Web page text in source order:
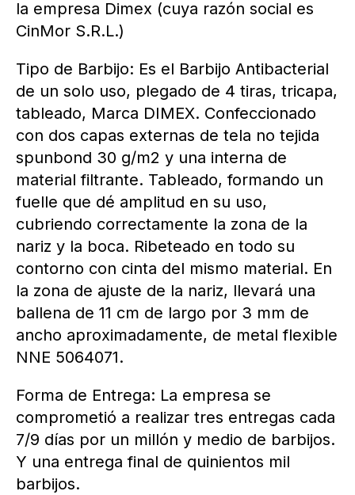
la empresa Dimex (cuya razón social es
CinMor S.R.L.)
Tipo de Barbijo: Es el Barbijo Antibacterial
de un solo uso, plegado de 4 tiras, tricapa,
tableado, Marca DIMEX. Confeccionado
con dos capas externas de tela no tejida
spunbond 30 g/m2 y una interna de
material filtrante. Tableado, formando un
fuelle que dé amplitud en su uso,
cubriendo correctamente la zona de la
nariz y la boca. Ribeteado en todo su
contorno con cinta del mismo material. En
la zona de ajuste de la nariz, llevará una
ballena de 11 cm de largo por 3 mm de
ancho aproximadamente, de metal flexible
NNE 5064071.
Forma de Entrega: La empresa se
comprometió a realizar tres entregas cada
7/9 días por un millón y medio de barbijos.
Y una entrega final de quinientos mil
barbijos.